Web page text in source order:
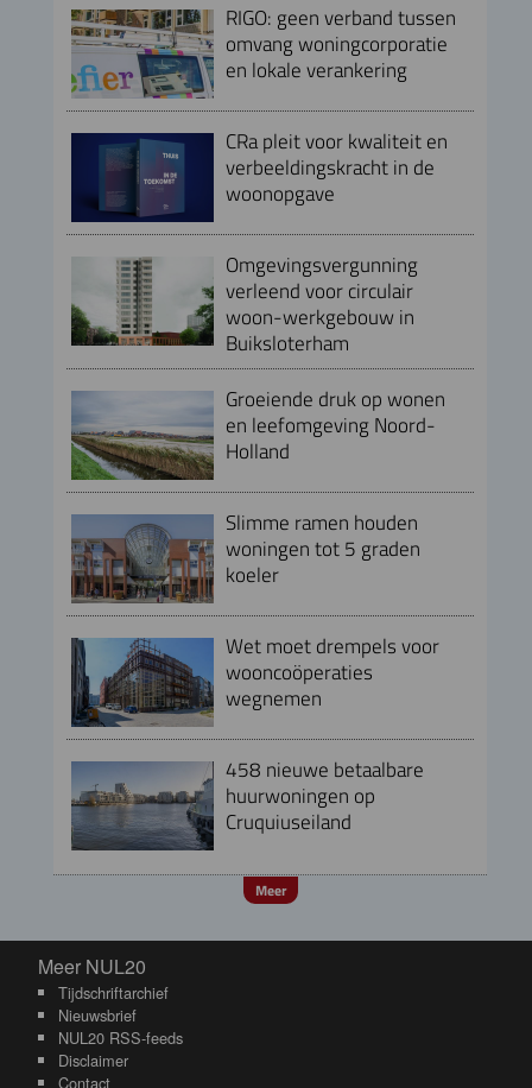
RIGO: geen verband tussen
omvang woningcorporatie
en lokale verankering
CRa pleit voor kwaliteit en
verbeeldingskracht in de
woonopgave
Omgevingsvergunning
verleend voor circulair
woon-werkgebouw in
Buiksloterham
Groeiende druk op wonen
en leefomgeving Noord-
Holland
Slimme ramen houden
woningen tot 5 graden
koeler
Wet moet drempels voor
wooncoöperaties
wegnemen
458 nieuwe betaalbare
huurwoningen op
Cruquiuseiland
Meer
Meer NUL20
Meer NUL20
Tijdschriftarchief
Nieuwsbrief
NUL20 RSS-feeds
Disclaimer
Contact